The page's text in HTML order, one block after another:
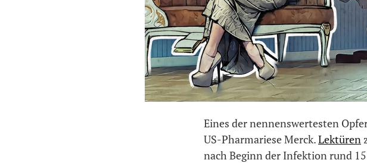
Eines der nennenswertesten
US-Pharmariese Merck.Lektüren
nach Beginn der Infektion rund